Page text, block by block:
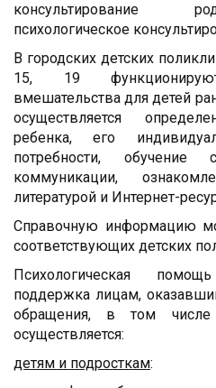
консультирование
психологическое
В городских детских
15, 19
вмешательства для детей
осуществляется
ребенка, его
потребности,
коммуникации,
литературой и Интернет-
Справочную информацию
соответствующих детских
Психологическая
поддержка лицам,
обращения, в том числе
осуществляется:
детям и подросткам: